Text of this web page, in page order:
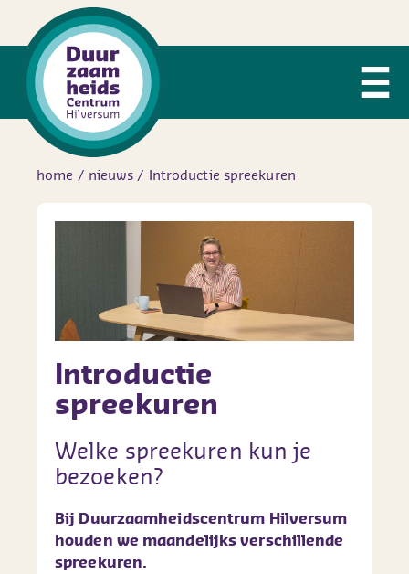
home / nieuws / Introductie spreekuren
Introductie
spreekuren
Welke spreekuren kun je
bezoeken?
Bij Duurzaamheidscentrum Hilversum
houden we maandelijks verschillende
spreekuren.